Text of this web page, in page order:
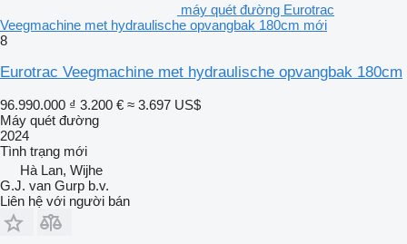
máy quét đường Eurotrac
Veegmachine met hydraulische opvangbak 180cm mới
8
Eurotrac Veegmachine met hydraulische opvangbak 180cm
96.990.000 ₫ 3.200 € ≈ 3.697 US$
Máy quét đường
2024
Tình trạng mới
Hà Lan, Wijhe
G.J. van Gurp b.v.
Liên hệ với người bán